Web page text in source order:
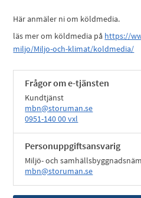
Här anmäler ni om köldmedia.
läs mer om köldmedia på https://
miljo/Miljo-och-klimat/koldmedia/
Frågor om e-tjänsten
Kundtjänst
mbn@storuman.se
0951-140 00 vxl
Personuppgiftsansvarig
Miljö- och
mbn@storuman.se